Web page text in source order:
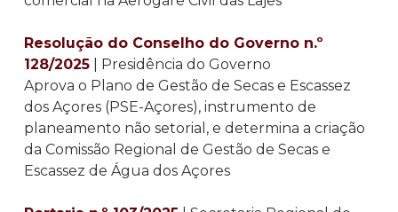
Resolução do Conselho do Governo n.º
128/2025| Presidência do Governo
Aprova o Plano de Gestão de Secas e Escassez
dos Açores (PSE-Açores), instrumento de
planeamento não setorial, e determina a criação
da Comissão Regional de Gestão de Secas e
Escassez de Água dos Açores